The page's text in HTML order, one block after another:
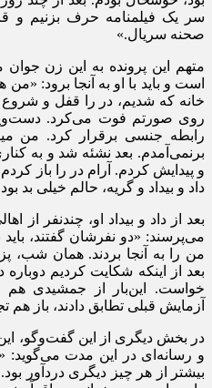
سر یک فیلمنامه حرف بزنیم و
صحنه سریال.»
متهم این پرونده به این زن
است و باید با او به آنجا برود:
خانه که شدیم، در را قفل و شروع
روی صورتم فوت می‌کرد.
رابطه جنسی برقرار کرد. من
برنمی‌آمدم. بعد نشئه شد و به
و پیدایش کردم. آرام در را باز
داد و بیداد و گریه، حالم خیلی بد
بعد از داد و بیداد او، چندنفر از
می‌پرسند: «دو نفرشان گفتند،
من را به آنجا بردند. همان شب،
بعد از اینکه شکایت کردیم دوباره
آزمایش قبلی تطابق دادند، باز هم
در بخش دیگری از این گفت‌و‌گو،
و رسانه‌ای در این مدت می‌گوید:
بیشتر از هر چیز دیگری دردآور